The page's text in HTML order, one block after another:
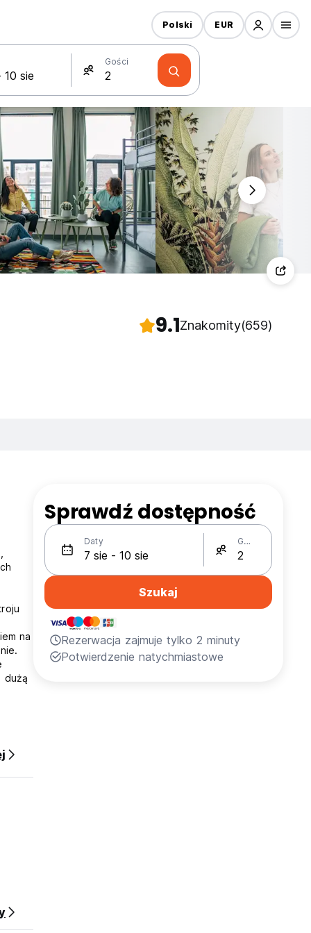
Gości
Polski EUR
9.1Znakomity(659)
na
dużą
Sprawdź dostępność
Daty Gości
Szukaj
Rezerwacja zajmuje tylko 2 minuty
Potwierdzenie natychmiastowe